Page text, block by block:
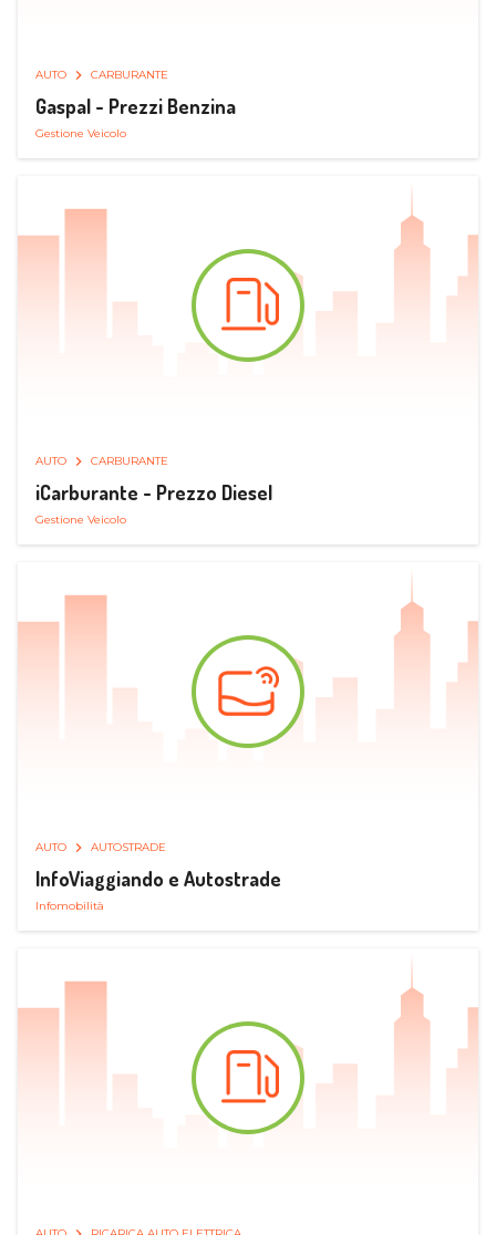
AUTO CARBURANTE
Gaspal - Prezzi Benzina
Gestione Veicolo
AUTO CARBURANTE
iCarburante - Prezzo Diesel
Gestione Veicolo
AUTO AUTOSTRADE
InfoViaggiando e Autostrade
Infomobilità